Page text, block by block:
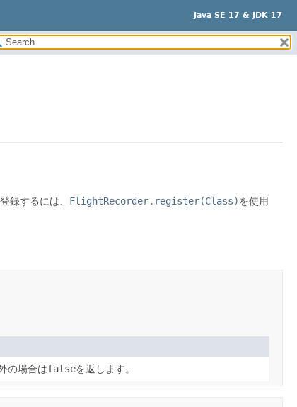
Java SE 17 & JDK 17
録するには、 FlightRecorder.register(Class)を使用
の場合はfalseを返します。